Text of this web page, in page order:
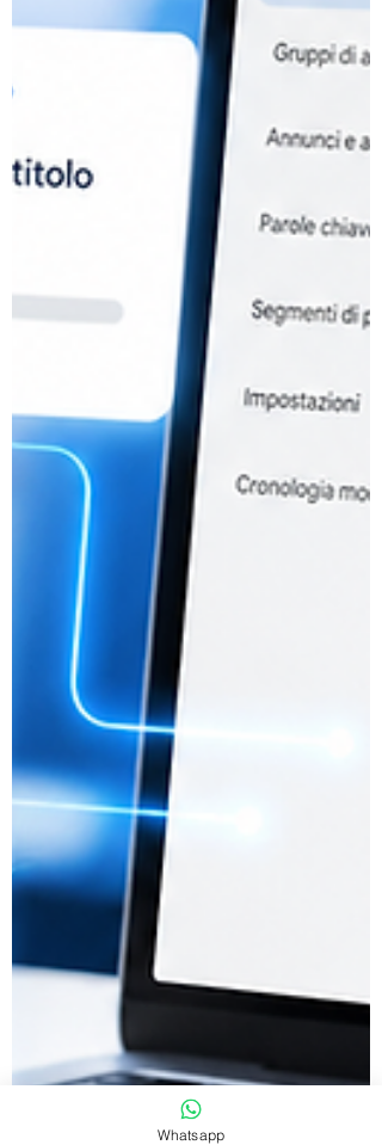
Whatsapp